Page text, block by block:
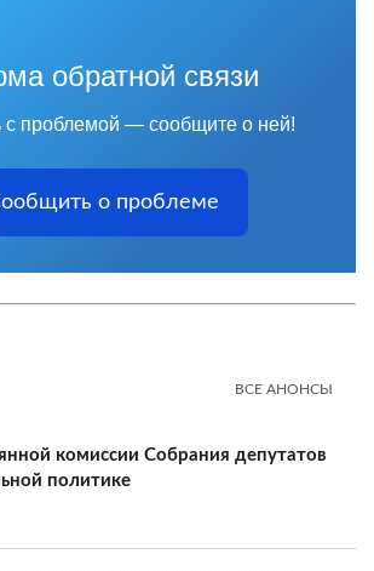
обратной связи
с проблемой — сообщите о ней!
о проблеме
ВСЕ АНОНСЫ
комиссии Собрания депутатов
политике